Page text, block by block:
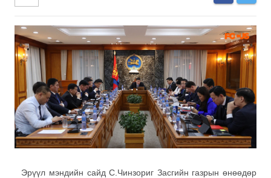
Эрүүл мэндийн сайд С.Чинзориг Засгийн газрын өнөөдөр